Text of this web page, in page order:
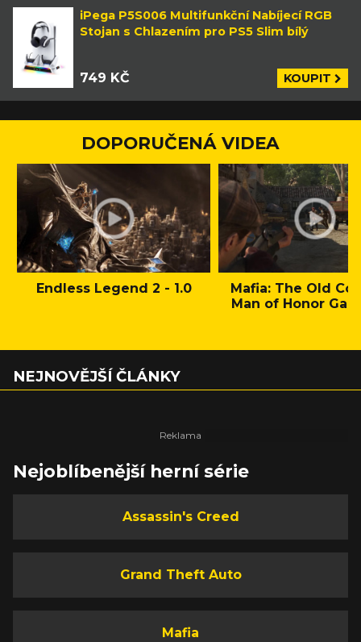
iPega P5S006 Multifunkční Nabíjecí RGB
Stojan s Chlazením pro PS5 Slim bílý
749 KČ KOUPIT
DOPORUČENÁ VIDEA
Endless Legend 2 - 1.0
Mafia: The Old
Man of Honor
NEJNOVĚJŠÍ ČLÁNKY
Nejoblíbenější herní série
Assassin's Creed
Grand Theft Auto
Mafia